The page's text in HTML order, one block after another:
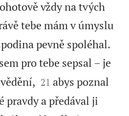
vždy na tvých
tebe mám v úmyslu
pevně spoléhal.
pro tebe sepsal – je


21 abys poznal
pravdy a předával ji